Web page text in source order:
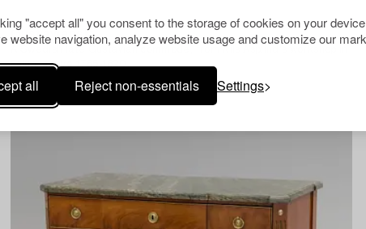
"accept all" you consent to the storage of cookies on your
website navigation, analyze website usage and customize our
all Reject non-essentials Settings
1304789
Gustaviansk
A Swedish late Gustavian commode, from Nils Asplind's workshop in
Falun, active 1785-1820.